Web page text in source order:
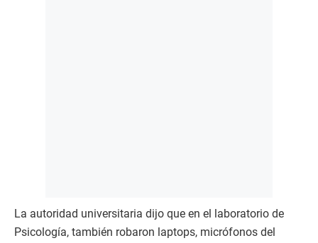
La autoridad universitaria dijo que en el laboratorio de
Psicología, también robaron laptops, micrófonos del